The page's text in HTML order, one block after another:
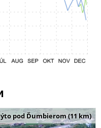
pod Ďumbierom (11 km)